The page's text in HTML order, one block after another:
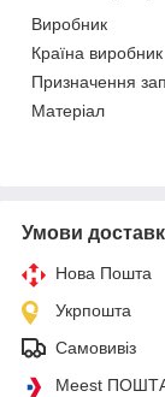
Виробник
Країна виробник
Призначення
Матеріал
Умови
Нова Пошта
Укрпошта
Самовивіз
Meest